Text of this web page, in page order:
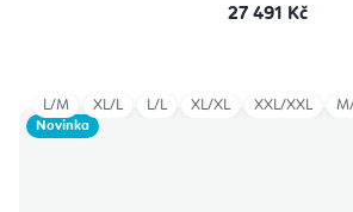
27 491 Kč
Novinka
L/M XL/L L/L XL/XL XXL/XXL